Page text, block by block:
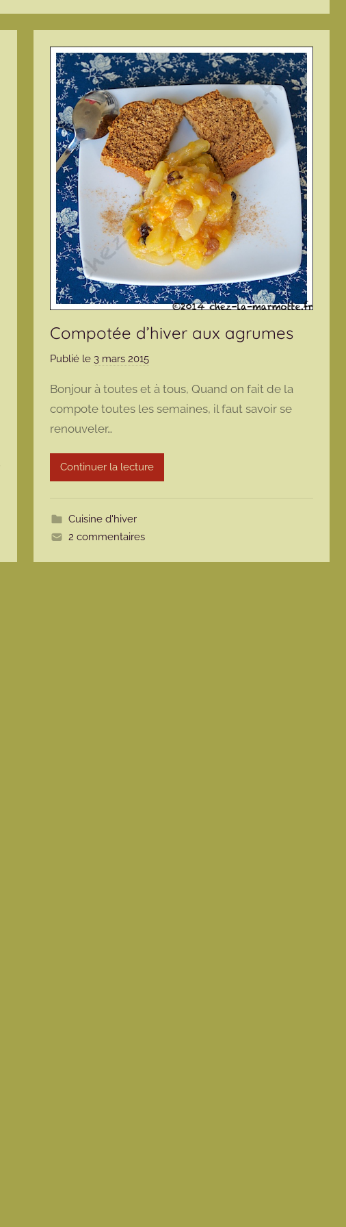
Compotée d’hiver aux agrumes
Publié le 3 mars 2015p
r
m
m
o
Bonjour à toutes et à tous, Quand on fait de la
compote toutes les semaines, il faut savoir se
renouveler…
Continuer la lecture
Cuisine d'hiver
2 commentaires